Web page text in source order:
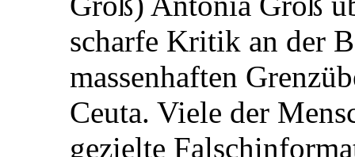
scharfe Kritik an der
massenhaften
Ceuta. Viele der
gezielte